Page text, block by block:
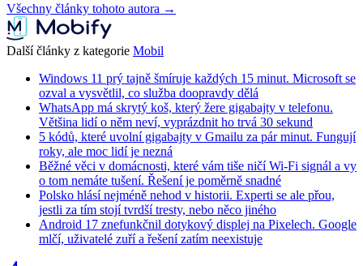
Všechny články tohoto autora →
Další články z kategorie Mobil
Windows 11 prý tajně šmíruje každých 15 minut. Microsoft se
ozval a vysvětlil, co služba doopravdy dělá
WhatsApp má skrytý koš, který žere gigabajty v telefonu.
Většina lidí o něm neví, vyprázdnit ho trvá 30 sekund
5 kódů, které uvolní gigabajty v Gmailu za pár minut. Fungují
roky, ale moc lidí je nezná
Běžné věci v domácnosti, které vám tiše ničí Wi-Fi signál a vy
o tom nemáte tušení. Řešení je poměrně snadné
Polsko hlásí nejméně nehod v historii. Experti se ale přou,
jestli za tím stojí tvrdší tresty, nebo něco jiného
Android 17 znefunkčnil dotykový displej na Pixelech. Google
mlčí, uživatelé zuří a řešení zatím neexistuje